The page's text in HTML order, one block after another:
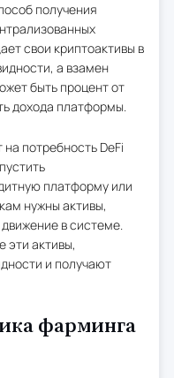
получения
свои криптоактивы в
а взамен
быть процент от
дохода платформы.
потребность DeFi
платформу или
нужны активы,
в системе.
эти активы,
и получают
фарминга